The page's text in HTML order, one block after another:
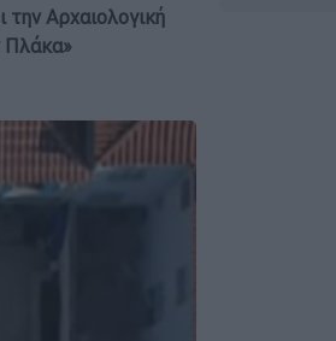
την Αρχαιολογική
Πλάκα»